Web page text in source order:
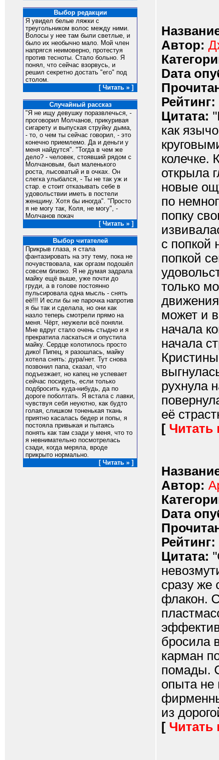
Выбор редакции
Я увидел белые ляжки с
треугольником волос между ними.
Волосы у нее там были светлые, и
было их необычно мало. Мой член
напрягся неимоверно, протестуя
против тесноты. Стало больно. Я
понял, что сейчас взорвусь, и
решил секретно достать "его" под
столом.
[ Читать » ]
Случайный рассказ
"Я не ищу девушку поразвлечься, -
проговорил Молчанов, прикуривая
сигарету и выпуская струйку дыма,
- то, о чем ты сейчас говорил, - это
конечно приемлемо. Да и деньги у
меня найдутся". "Тогда в чем же
дело? - человек, стоявший рядом с
Молчановым, был маленького
роста, лысоватый и в очках. Он
слегка улыбался, - Ты не так уж и
стар. е стоит отказывать себе в
удовольствии иметь в постели
женщину. Хотя бы иногда". "Просто
я не могу так, Коля, не могу", -
Молчанов покач
[ Читать » ]
Выбор читателей
Прикрыв глаза, я стала
фантазировать на эту тему, пока не
почувствовала, как оргазм подошёл
совсем близко. Я не думая задрала
майку ещё выше, уже почти до
груди, а в голове постоянно
пульсировала одна мысль - снять
её!!! И если бы не парочка напротив
я бы так и сделала, но они как
назло теперь смотрели прямо на
меня. Чёрт, неужели всё поняли.
Мне вдруг стало очень стыдно и я
прекратила ласкаться и опустила
майку. Сердце колотилось просто
дико! Пипец, я разошлась, майку
хотела снять: дура/нет. Тут снова
позвонил папа, сказал, что
подъезжает, но капец не успевает
сейчас посидеть, если только
подбросить куда-нибудь, да по
дороге поболтать. Я встала с лавки,
чувствуя себя неуютно, как будто
голая, слишком тоненькая ткань
приятно касалась бедер и попы, я
постояла привыкая и пытаясь
понять как там сзади у меня, что то
я невнимательно посмотрелась
сзади, когда меряла, вроде
прикрыто нормально.
[ Читать » ]
Автор:
Dата
Рейтинг:
Цитата:
как
колечке.
открыла
новые
по
попку
с попкой
попкой
только
движения
может и
начала
начала
рухнула
её
[ Читать
Автор:
Dата
Рейтинг:
Цитата:
сразу же
флакон.
бросила
карман
помады.
опыта не
из
[ Читать